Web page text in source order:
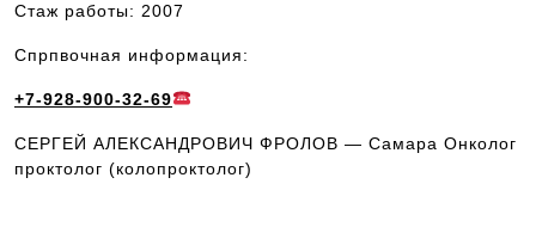
Стаж работы: 2007
Спрпвочная информация:
+7-928-900-32-69
СЕРГЕЙ АЛЕКСАНДРОВИЧ ФРОЛОВ — Самара Онколог
проктолог (колопроктолог)